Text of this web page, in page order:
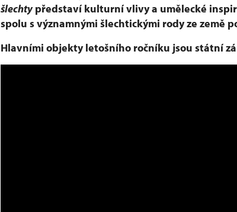
šlechtypředstaví kulturní vlivy a umělecké
spolu s významnými šlechtickými rody ze země
Hlavními objekty letošního ročníku jsou státní